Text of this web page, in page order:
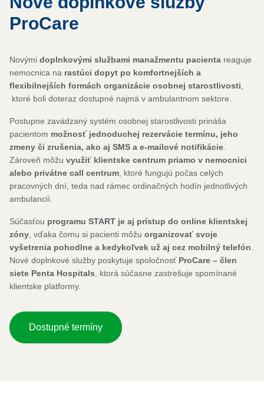
ProCare
Novými doplnkovými službami manažmentu pacienta reaguje
nemocnica na rastúci dopyt po komfortnejších a
flexibilnejších formách organizácie osobnej starostlivosti
ktoré boli doteraz dostupné najmä v ambulantnom sektore.
Postupne zavádzaný systém osobnej starostlivosti prináša
pacientom možnosť jednoduchej rezervácie termínu, jeho
zmeny či zrušenia, ako aj SMS a e-mailové notifikácie
Zároveň môžu využiť klientske centrum priamo v nemocnici
alebo privátne call centrum , ktoré fungujú počas celých
pracovných dní, teda nad rámec ordinačných hodín jednotlivých
ambulancií.
Súčasťou programu START je aj prístup do online klientskej
zóny , vďaka čomu si pacienti môžu organizovať svoje
vyšetrenia pohodlne a kedykoľvek už aj cez mobilný telefón
Nové doplnkové služby poskytuje spoločnosť ProCare – člen
siete Penta Hospitals , ktorá súčasne zastrešuje spomínané
klientske platformy.
Dostupné termíny